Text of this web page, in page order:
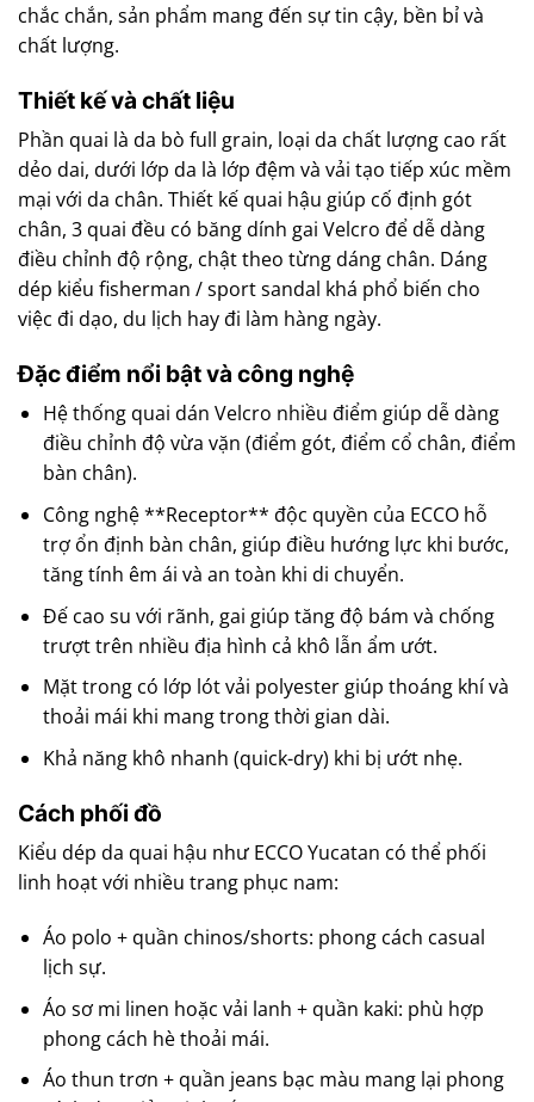
chắc chắn, sản phẩm mang đến sự tin cậy, bền bỉ và
chất lượng.
Thiết kế và chất liệu
Phần quai là da bò full grain, loại da chất lượng cao rất
dẻo dai, dưới lớp da là lớp đệm và vải tạo tiếp xúc mềm
mại với da chân. Thiết kế quai hậu giúp cố định gót
chân, 3 quai đều có băng dính gai Velcro để dễ dàng
điều chỉnh độ rộng, chật theo từng dáng chân. Dáng
dép kiểu fisherman / sport sandal khá phổ biến cho
việc đi dạo, du lịch hay đi làm hàng ngày.
Đặc điểm nổi bật và công nghệ
Hệ thống quai dán Velcro nhiều điểm giúp dễ dàng
điều chỉnh độ vừa vặn (điểm gót, điểm cổ chân, điểm
bàn chân).
Công nghệ **Receptor** độc quyền của ECCO hỗ
trợ ổn định bàn chân, giúp điều hướng lực khi bước,
tăng tính êm ái và an toàn khi di chuyển.
Đế cao su với rãnh, gai giúp tăng độ bám và chống
trượt trên nhiều địa hình cả khô lẫn ẩm ướt.
Mặt trong có lớp lót vải polyester giúp thoáng khí và
thoải mái khi mang trong thời gian dài.
Khả năng khô nhanh (quick-dry) khi bị ướt nhẹ.
Cách phối đồ
Kiểu dép da quai hậu như ECCO Yucatan có thể phối
linh hoạt với nhiều trang phục nam:
Áo polo + quần chinos/shorts: phong cách casual
lịch sự.
Áo sơ mi linen hoặc vải lanh + quần kaki: phù hợp
phong cách hè thoải mái.
Áo thun trơn + quần jeans bạc màu mang lại phong